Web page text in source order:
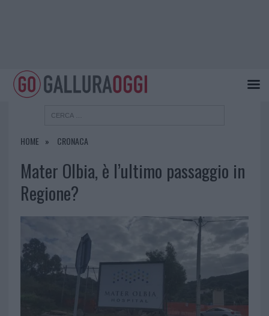
HOME CRONACA
Mater Olbia, è l’ultimo passaggio in
Regione?